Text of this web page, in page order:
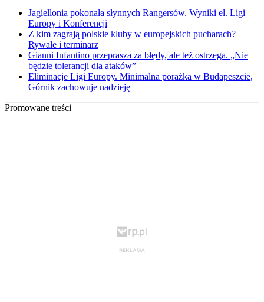
Jagiellonia pokonała słynnych Rangersów. Wyniki el. Ligi
Europy i Konferencji
Z kim zagrają polskie kluby w europejskich pucharach?
Rywale i terminarz
Gianni Infantino przeprasza za błędy, ale też ostrzega. „Nie
będzie tolerancji dla ataków”
Eliminacje Ligi Europy. Minimalna porażka w Budapeszcie,
Górnik zachowuje nadzieję
Promowane treści